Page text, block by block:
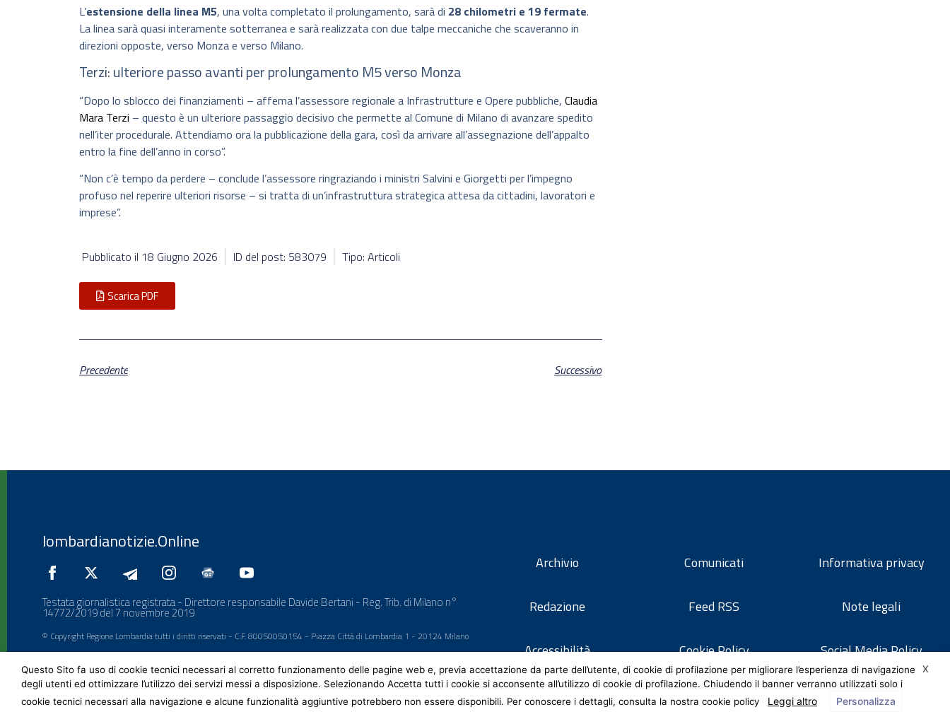
L’estensione della linea M5, una volta completato il prolungamento, sarà di 28 chilometri e 19 fermate.
La linea sarà quasi interamente sotterranea e sarà realizzata con due talpe meccaniche che scaveranno in
direzioni opposte, verso Monza e verso Milano.
Terzi: ulteriore passo avanti per prolungamento M5 verso Monza
“Dopo lo sblocco dei finanziamenti – affema l’assessore regionale a Infrastrutture e Opere pubbliche, Claudia
Mara Terzi – questo è un ulteriore passaggio decisivo che permette al Comune di Milano di avanzare spedito
nell’iter procedurale. Attendiamo ora la pubblicazione della gara, così da arrivare all’assegnazione dell’appalto
entro la fine dell’anno in corso”.
“Non c’è tempo da perdere – conclude l’assessore ringraziando i ministri Salvini e Giorgetti per l’impegno
profuso nel reperire ulteriori risorse – si tratta di un’infrastruttura strategica attesa da cittadini, lavoratori e
imprese”.
Pubblicato il 18 Giugno 2026 ID del post: 583079 Tipo: Articoli
Scarica PDF
Precedente Successivo
lombardianotizie.Online
Testata giornalistica registrata - Direttore responsabile Davide Bertani - Reg. Trib. di Milano n°
14772/2019 del 7 novembre 2019
© Copyright Regione Lombardia tutti i diritti riservati - C.F. 80050050154 - Piazza Città di Lombardia 1 - 20124 Milano
Archivio
Redazione
Accessibilità
Comunicati
Feed RSS
Cookie Policy
Informativa privacy
Note legali
Social Media Policy
X
Questo Sito fa uso di cookie tecnici necessari al corretto funzionamento delle pagine web e, previa accettazione da parte dell’utente, di cookie di profilazione per migliorare l’esperienza di navigazione
degli utenti ed ottimizzare l’utilizzo dei servizi messi a disposizione. Selezionando Accetta tutti i cookie si acconsente all’utilizzo di cookie di profilazione. Chiudendo il banner verranno utilizzati solo i
cookie tecnici necessari alla navigazione e alcune funzionalità aggiuntive potrebbero non essere disponibili. Per conoscere i dettagli, consulta la nostra cookie policy
Leggi altro Personalizza